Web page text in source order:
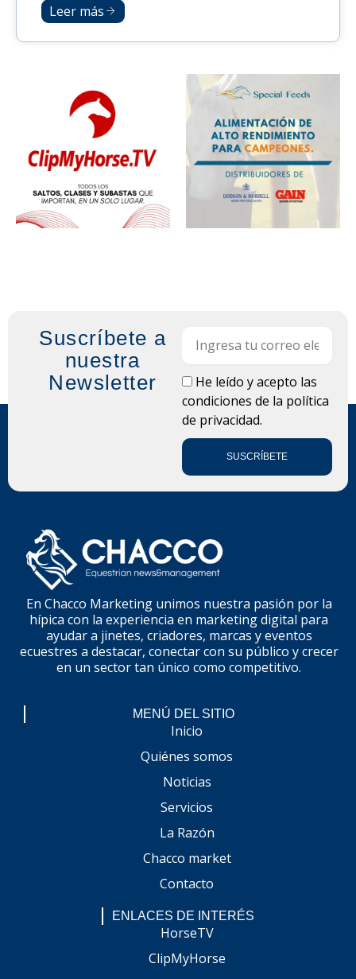
Leer más
Suscríbete a
nuestra
Newsletter
LOPDHe leído y acepto las
condiciones de la política
de privacidad.
SUSCRÍBETE
En Chacco Marketing unimos nuestra pasión por la
hípica con la experiencia en marketing digital para
ayudar a jinetes, criadores, marcas y eventos
ecuestres a destacar, conectar con su público y crecer
en un sector tan único como competitivo.
MENÚ DEL SITIO
Inicio
Quiénes somos
Noticias
Servicios
La Razón
Chacco market
Contacto
ENLACES DE INTERÉS
HorseTV
ClipMyHorse